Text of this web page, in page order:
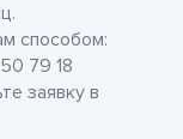
способом:
79 18
заявку в